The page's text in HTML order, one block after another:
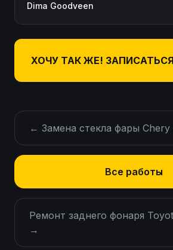
Dima Goodveen
ХОЧУ ТАК ЖЕ!
← Замена стекла фары
Все работы
Ремонт заднего фонаря
→